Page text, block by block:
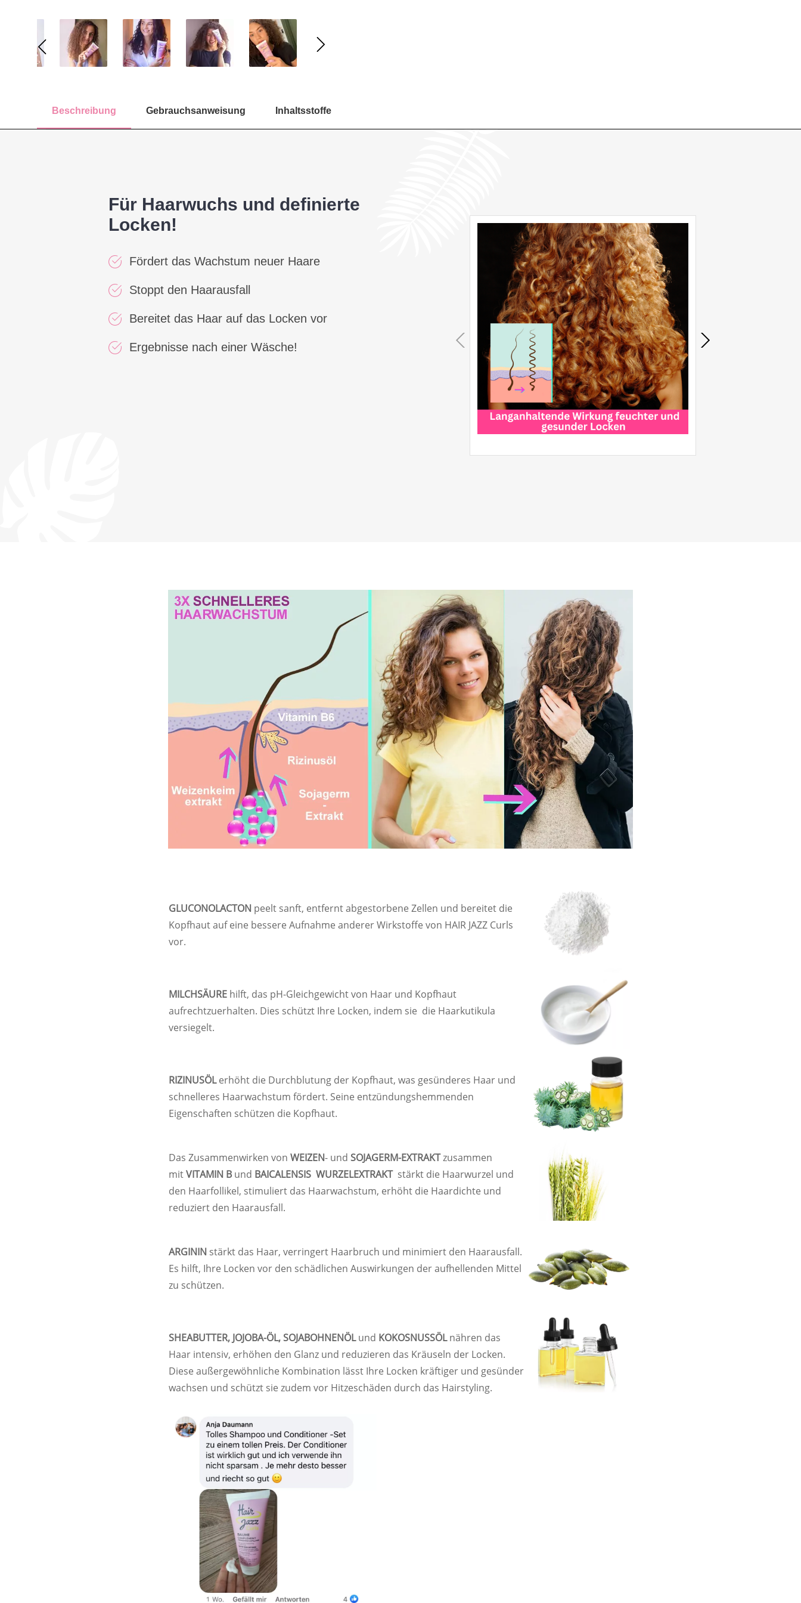
Beschreibung Gebrauchsanweisung Inhaltsstoffe
Für Haarwuchs und definierte
Locken!
Fördert das Wachstum neuer Haare
Stoppt den Haarausfall
Bereitet das Haar auf das Locken vor
Ergebnisse nach einer Wäsche!
GLUCONOLACTON peelt sanft, entfernt abgestorbene Zellen und bereitet die
Kopfhaut auf eine bessere Aufnahme anderer Wirkstoffe von HAIR JAZZ Curls
vor.
MILCHSÄURE hilft, das pH-Gleichgewicht von Haar und Kopfhaut
aufrechtzuerhalten. Dies schützt Ihre Locken, indem sie die Haarkutikula
versiegelt.
RIZINUSÖLerhöht die Durchblutung der Kopfhaut, was gesünderes Haar und
schnelleres Haarwachstum fördert. Seine entzündungshemmenden
Eigenschaften schützen die Kopfhaut.
Das Zusammenwirken von WEIZEN- und SOJAGERM-EXTRAKTzusammen
mitVITAMIN B und BAICALENSIS WURZELEXTRAKTstärkt die Haarwurzel und
den Haarfollikel, stimuliert das Haarwachstum, erhöht die Haardichte und
reduziert den Haarausfall.
ARGININ stärkt das Haar, verringert Haarbruch und minimiert den Haarausfall.
Es hilft, Ihre Locken vor den schädlichen Auswirkungen der aufhellenden Mittel
zu schützen.
SHEABUTTER, JOJOBA-ÖL, SOJABOHNENÖLund KOKOSNUSSÖLnähren das
Haar intensiv, erhöhen den Glanz und reduzieren das Kräuseln der Locken.
Diese außergewöhnliche Kombination lässt Ihre Locken kräftiger und gesünder
wachsen und schützt sie zudem vor Hitzeschäden durch das Hairstyling.